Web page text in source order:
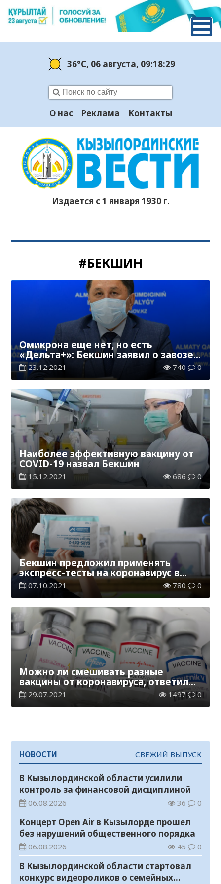
36°C, 06 августа, 09:18:29
О нас Реклама Контакты
Издается с 1 января 1930 г.
#БЕКШИН
Омикрона еще нет, но есть
«Дельта+»: Бекшин заявил о завозе
нового штамма в Алматы
23.12.2021 740 0
Наиболее эффективную вакцину от
COVID-19 назвал Бекшин
15.12.2021 686 0
Бекшин предложил применять
экспресс-тесты на коронавирус в
школах Казахстана
07.10.2021 780 0
Можно ли смешивать разные
вакцины от коронавируса, ответил
Бекшин
29.07.2021 1497 0
НОВОСТИ СВЕЖИЙ ВЫПУСК
В Кызылординской области усилили
контроль за финансовой дисциплиной
06.08.2026 36 0
Концерт Open Air в Кызылорде прошел
без нарушений общественного порядка
06.08.2026 45 0
В Кызылординской области стартовал
конкурс видеороликов о семейных